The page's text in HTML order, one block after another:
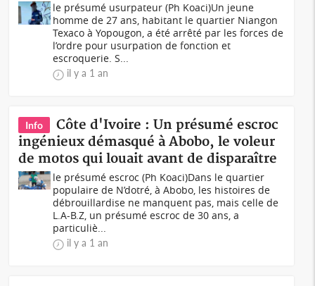
le présumé usurpateur (Ph Koaci)Un jeune
homme de 27 ans, habitant le quartier Niangon
Texaco à Yopougon, a été arrêté par les forces de
l’ordre pour usurpation de fonction et
escroquerie. S...
il y a 1 an
Info
Côte d'Ivoire : Un présumé escroc
ingénieux démasqué à Abobo, le voleur
de motos qui louait avant de disparaître
le présumé escroc (Ph Koaci)Dans le quartier
populaire de N’dotré, à Abobo, les histoires de
débrouillardise ne manquent pas, mais celle de
L.A-B.Z, un présumé escroc de 30 ans, a
particuliè...
il y a 1 an